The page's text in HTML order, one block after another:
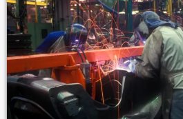
que requiere certificación
para garantizar que […]